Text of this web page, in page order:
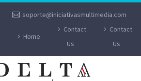
soporte@iniciativasmultimedia.com
Home
Contact
Us
Contact
Us
POR PERROS